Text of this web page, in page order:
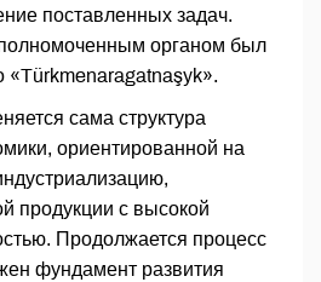
поставленных задач.
органом был
«Türkmenaragatnaşyk».
сама структура
ориентированной на
продукции с высокой
Продолжается процесс
фундамент развития